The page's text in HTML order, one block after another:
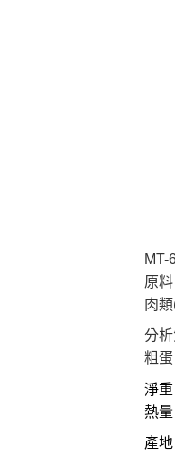
MT-
原
肉
分
粗
淨
熱
產